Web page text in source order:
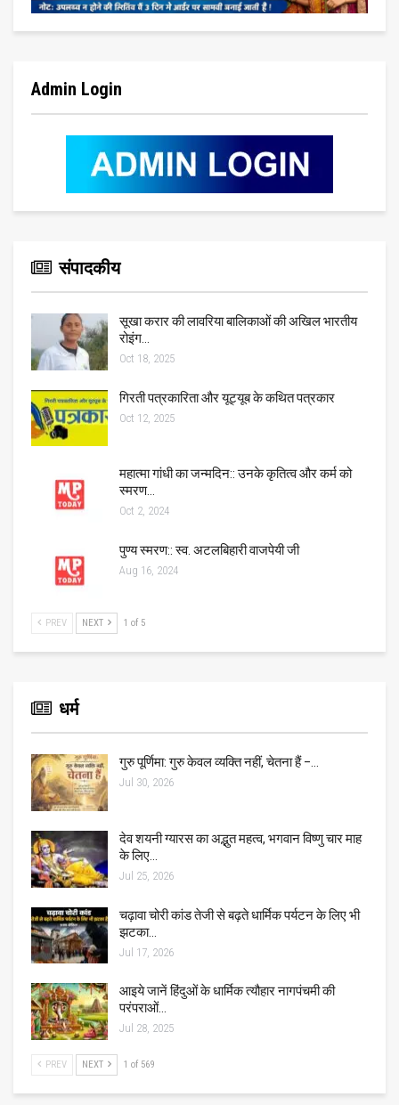
Admin Login
संपादकीय
सूखा करार की लावरिया बालिकाओं की अखिल भारतीय
रोइंग…
Oct 18, 2025
गिरती पत्रकारिता और यूट्यूब के कथित पत्रकार
Oct 12, 2025
महात्मा गांधी का जन्मदिन:: उनके कृतित्व और कर्म को
स्मरण…
Oct 2, 2024
पुण्य स्मरण:: स्व. अटलबिहारी वाजपेयी जी
Aug 16, 2024
PREV NEXT 1 of 5
धर्म
गुरु पूर्णिमा: गुरु केवल व्यक्ति नहीं, चेतना हैं –…
Jul 30, 2026
देव शयनी ग्यारस का अद्भुत महत्व, भगवान विष्णु चार माह
के लिए…
Jul 25, 2026
चढ़ावा चोरी कांड तेजी से बढ़ते धार्मिक पर्यटन के लिए भी
झटका…
Jul 17, 2026
आइये जानें हिंदुओं के धार्मिक त्यौहार नागपंचमी की
परंपराओं…
Jul 28, 2025
PREV NEXT 1 of 569